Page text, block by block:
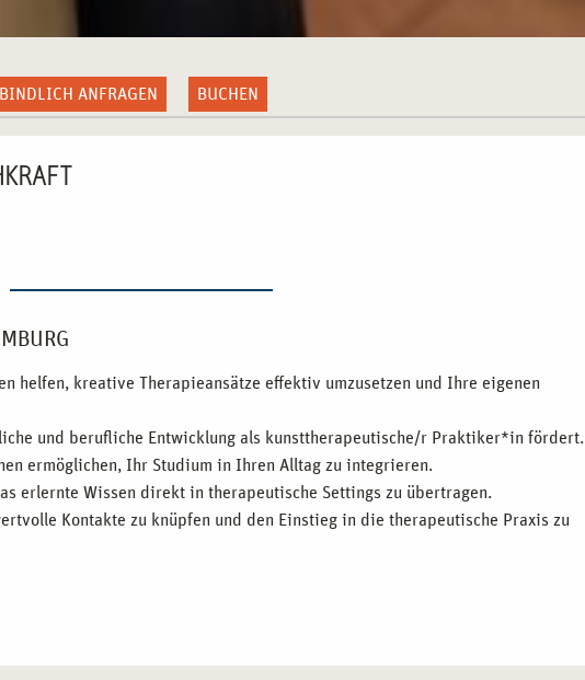
ANFRAGEN BUCHEN
helfen, kreative Therapieansätze effektiv umzusetzen und Ihre eigenen
und berufliche Entwicklung als kunsttherapeutische/r Praktiker*in fördert.
ermöglichen, Ihr Studium in Ihren Alltag zu integrieren.
erlernte Wissen direkt in therapeutische Settings zu übertragen.
Kontakte zu knüpfen und den Einstieg in die therapeutische Praxis zu
AUSBILDUNG IST